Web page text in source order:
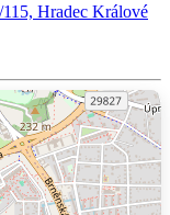
Hradec Králové